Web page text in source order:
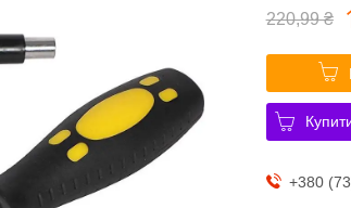
220,99 ₴
+380